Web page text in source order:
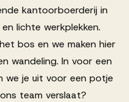
kantoorboerderij in
lichte werkplekken.
bos en we maken hier
wandeling. In voor een
we je uit voor een potje
team verslaat?